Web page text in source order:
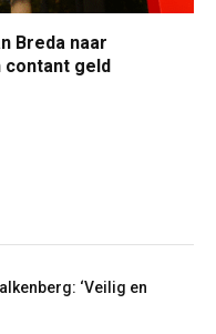
Breda naar
geld
‘Veilig en